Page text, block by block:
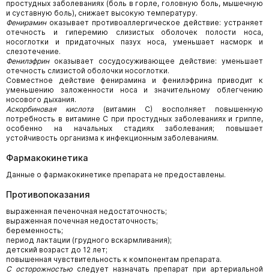
простудных заболеваниях (боль в горле, головную боль, мышечную
и суставную боль), снижает высокую температуру.
Фенираминоказывает противоаллергическое действие: устраняет
отечность и гиперемию слизистых оболочек полости носа,
носоглотки и придаточных пазух носа, уменьшает насморк и
слезотечение.
Фенилэфриноказывает сосудосуживающее действие: уменьшает
отечность слизистой оболочки носоглотки.
Совместное действие фенирамина и фенилэфрина приводит к
уменьшению заложенности носа и значительному облегчению
носового дыхания.
Аскорбиновая кислота (витамин С) восполняет повышенную
потребность в витамине С при простудных заболеваниях и гриппе,
особенно на начальных стадиях заболевания; повышает
устойчивость организма к инфекционным заболеваниям.
Фармакокинетика
Данные о фармакокинетике препарата не предоставлены.
Противопоказания
выраженная печеночная недостаточность;
выраженная почечная недостаточность;
беременность;
период лактации (грудного вскармливания);
детский возраст до 12 лет;
повышенная чувствительность к компонентам препарата.
С осторожностью следует назначать препарат при артериальной